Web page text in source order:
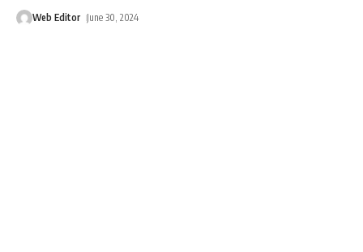
Web Editor June 30, 2024